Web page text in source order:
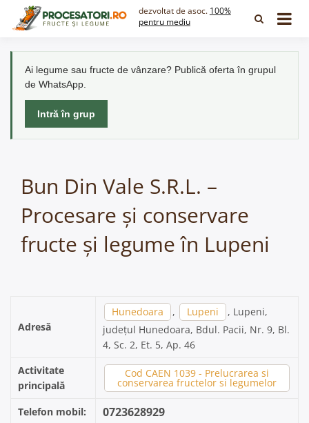
dezvoltat de asoc. 100%
pentru mediu
Ai legume sau fructe de vânzare? Publică oferta în grupul
de WhatsApp.
Intră în grup
Bun Din Vale S.R.L. –
Procesare și conservare
fructe și legume în Lupeni
Adresă
Hunedoara , Lupeni
, Lupeni,
județul Hunedoara, Bdul. Pacii, Nr. 9, Bl.
4, Sc. 2, Et. 5, Ap. 46
Activitate
principală
Cod CAEN 1039 - Prelucrarea si
conservarea fructelor si legumelor
Telefon mobil: 0723628929